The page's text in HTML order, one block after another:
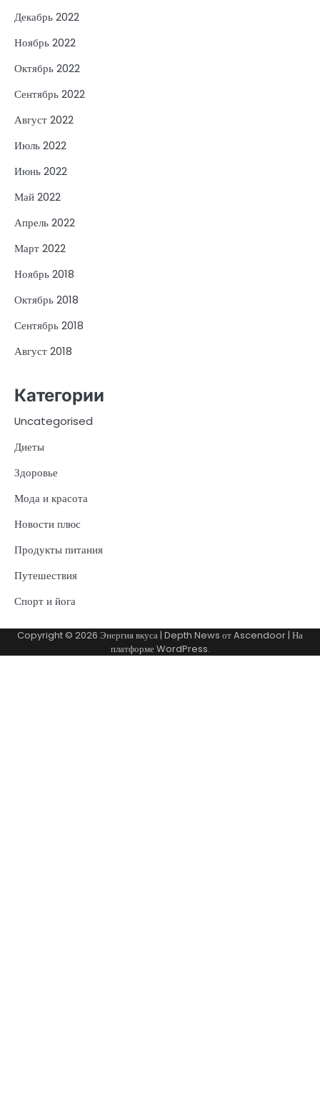
Декабрь 2022
Ноябрь 2022
Октябрь 2022
Сентябрь 2022
Август 2022
Июль 2022
Июнь 2022
Май 2022
Апрель 2022
Март 2022
Ноябрь 2018
Октябрь 2018
Сентябрь 2018
Август 2018
Категории
Uncategorised
Диеты
Здоровье
Мода и красота
Новости плюс
Продукты питания
Путешествия
Спорт и йога
Copyright © 2026 Энергия вкуса| Depth News отAscendoor| На
платформеWordPress.